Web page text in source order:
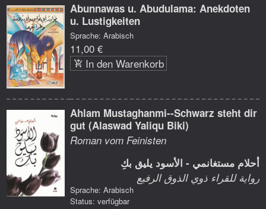
Abunnawas u. Abudulama: Anekdoten
u. Lustigkeiten
Sprache: Arabisch
11,00 €
In den Warenkorb
Ahlam Mustaghanmi--Schwarz steht dir
gut (Alaswad Yaliqu Biki)
Roman vom Feinisten
أحلام مستغانمي - الأسود يليق بكِ
رواية للقراء ذوي الذوق الرفيع
Sprache: Arabisch
Status: verfügbar